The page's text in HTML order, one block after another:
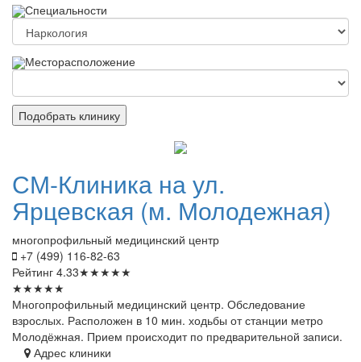
Специальности
Месторасположение
Подобрать клинику
СМ-Клиника на ул.
Ярцевская (м. Молодежная)
многопрофильный медицинский центр
+7 (499) 116-82-63
Рейтинг 4.33★★★★★
★★★★★
Многопрофильный медицинский центр. Обследование
взрослых. Расположен в 10 мин. ходьбы от станции метро
Молодёжная. Прием происходит по предварительной записи.
Адрес клиники